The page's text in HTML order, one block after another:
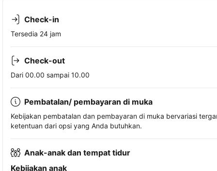
Check-in
Tersedia 24 jam
Check-out
Dari 00.00 sampai 10.00
Pembatalan/ pembayaran di muka
Kebijakan pembatalan dan pembayaran di muka bervariasi
ketentuan dari opsi yang Anda butuhkan.
Anak-anak dan tempat tidur
Kebijakan anak